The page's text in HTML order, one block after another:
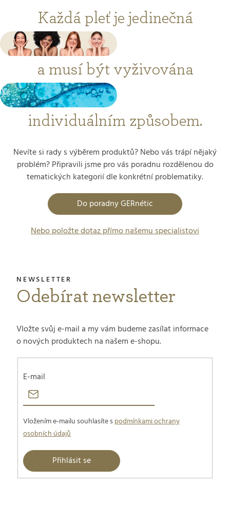
Každá pleť je jedinečná
a musí být vyživována
individuálním způsobem.
Nevíte si rady s výběrem produktů? Nebo vás trápí nějaký
problém? Připravili jsme pro vás poradnu rozdělenou do
tematických kategorií dle konkrétní problematiky.
Do poradny GERnétic
Nebo položte dotaz přímo našemu specialistovi
Odebírat newsletter
Vložte svůj e-mail a my vám budeme zasílat informace
o nových produktech na našem e-shopu.
E-mail
Vložením e-mailu souhlasíte spodmínkami ochrany
osobních údajů
Přihlásit se